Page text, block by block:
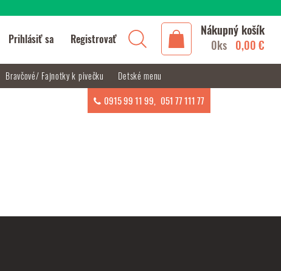
Prihlásiť sa Registrovať
Nákupný košík
0ks 0,00 €
Bravčové/ Fajnotky k pivečku Detské menu
0915 99 11 99, 051 77 111 77